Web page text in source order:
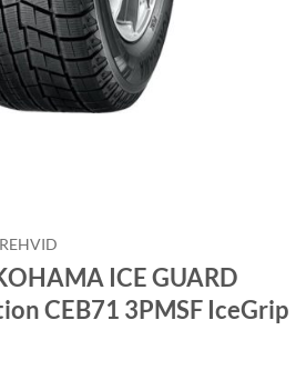
ICE GUARD
CEB71 3PMSF IceGrip